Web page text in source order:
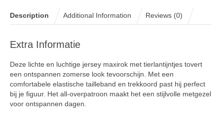
Description Additional Information Reviews (0)
Extra Informatie
Deze lichte en luchtige jersey maxirok met tierlantijntjes tovert
een ontspannen zomerse look tevoorschijn. Met een
comfortabele elastische tailleband en trekkoord past hij perfect
bij je figuur. Het all-overpatroon maakt het een stijlvolle metgezel
voor ontspannen dagen.